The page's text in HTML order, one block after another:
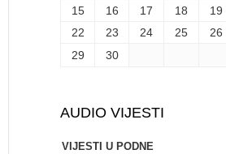
15
16 17 18 19
22
23 24 25 26
29
30
AUDIO VIJESTI
VIJESTI U PODNE